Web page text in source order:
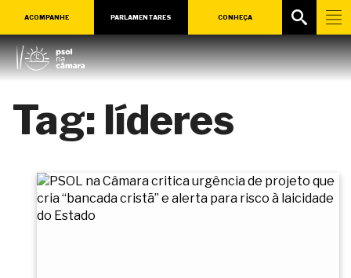
ACOMPANHE PARLAMENTARES CONHEÇA
Tag: líderes